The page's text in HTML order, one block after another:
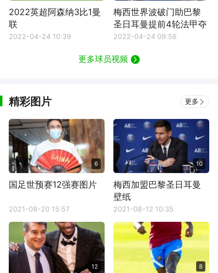
2022英超阿森纳3比1曼
联
2022-04-24 10:39
梅西世界波破门助巴黎
圣日耳曼提前4轮法甲夺
冠
2022-04-24 09:56
更多球员视频
精彩图片 更多
6
国足世预赛12强赛图片
2021-08-20 15:57
10
梅西加盟巴黎圣日耳曼
壁纸
2021-08-12 10:35
12 8